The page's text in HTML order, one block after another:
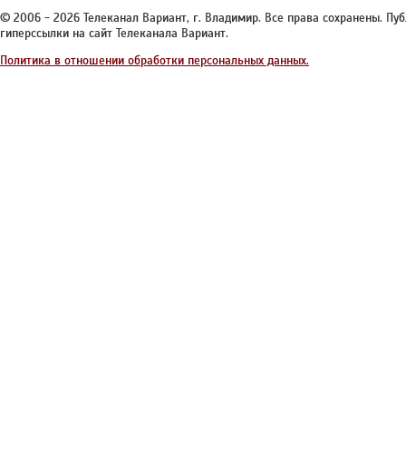
© 2006 - 2026 Телеканал Вариант, г. Владимир. Все права сохранены.
гиперссылки на сайт Телеканала Вариант.
Политика в отношении обработки персональных данных.